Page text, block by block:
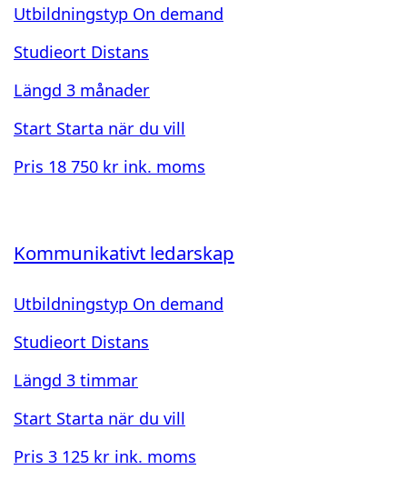
Utbildningstyp On demand
Studieort Distans
Längd 3 månader
Start Starta när du vill
Pris 18 750 kr ink. moms
Kommunikativt ledarskap
Utbildningstyp On demand
Studieort Distans
Längd 3 timmar
Start Starta när du vill
Pris 3 125 kr ink. moms